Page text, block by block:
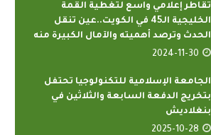
تقاطر إعلامي واسع لتغطية القمة
الخليجية الـ45 في الكويت..عين تنقل
الحدث وترصد أهميته والآمال الكبيرة منه
2024-11-30
الجامعة الإسلامية للتكنولوجيا تحتفل
بتخريج الدفعة السابعة والثلاثين في
بنغلاديش
2025-10-28